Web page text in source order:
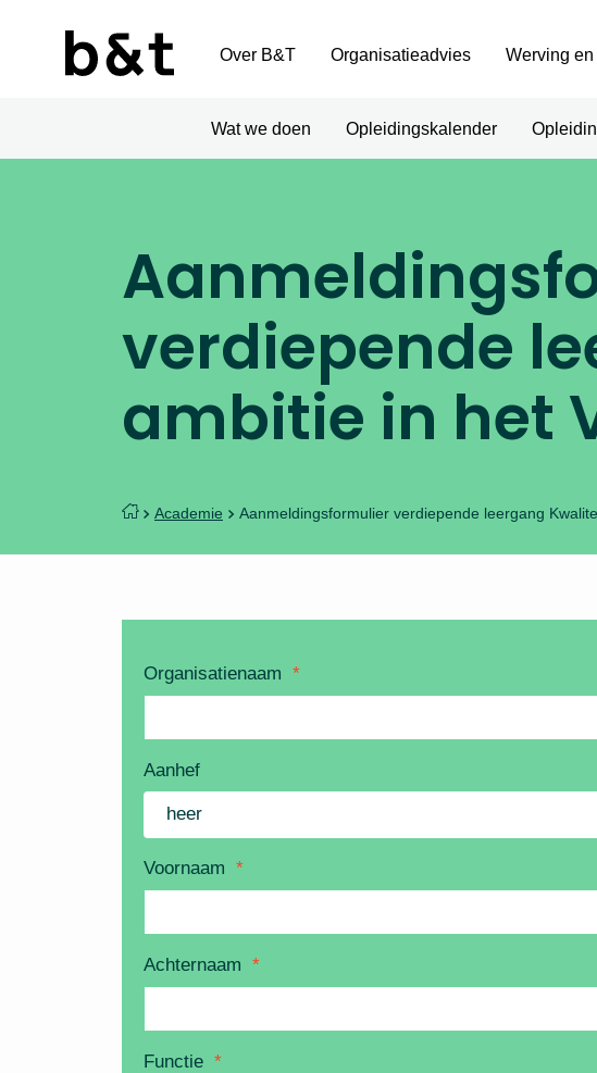
Over B&T Organisatieadvies Werving
Wat we doen Opleidingskalender
verdiepende
ambitie in het
Academie Aanmeldingsformulier verdiepende leergang
Organisatienaam *
Aanhef
Voornaam *
Achternaam *
Functie *